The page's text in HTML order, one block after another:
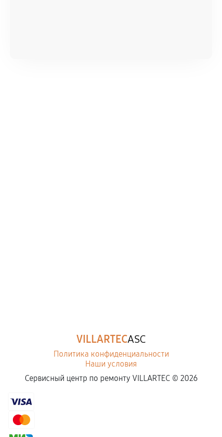
VILLARTECASC
Политика конфиденциальности
Наши условия
Сервисный центр по ремонту VILLARTEC © 2026